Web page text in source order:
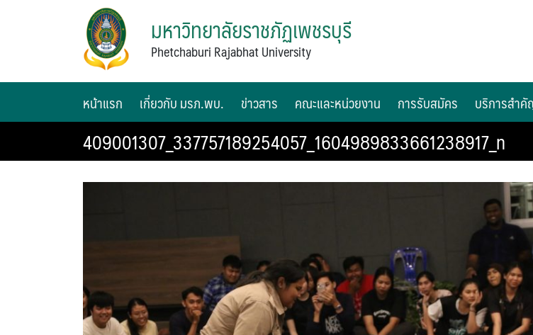
มหาวิทยาลัยราชภัฏเพชรบุรี
Phetchaburi Rajabhat University
หน้าแรก เกี่ยวกับ มรภ.พบ. ข่าวสาร คณะและหน่วยงาน การรับสมัคร บริการสำ
409001307_337757189254057_1604989833661238917_n